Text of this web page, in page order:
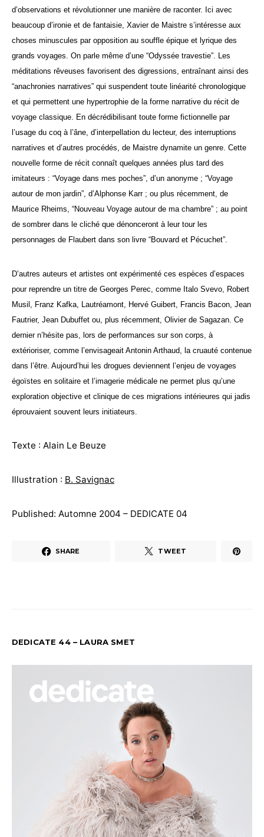
d’observations et révolutionner une manière de raconter. Ici avec
beaucoup d’ironie et de fantaisie, Xavier de Maistre s’intéresse aux
choses minuscules par opposition au souffle épique et lyrique des
grands voyages. On parle même d’une “Odyssée travestie”. Les
méditations rêveuses favorisent des digressions, entraînant ainsi des
“anachronies narratives” qui suspendent toute linéarité chronologique
et qui permettent une hypertrophie de la forme narrative du récit de
voyage classique. En décrédibilisant toute forme fictionnelle par
l’usage du coq à l’âne, d’interpellation du lecteur, des interruptions
narratives et d’autres procédés, de Maistre dynamite un genre. Cette
nouvelle forme de récit connaît quelques années plus tard des
imitateurs : “Voyage dans mes poches”, d’un anonyme ; “Voyage
autour de mon jardin”, d’Alphonse Karr ; ou plus récemment, de
Maurice Rheims, “Nouveau Voyage autour de ma chambre” ; au point
de sombrer dans le cliché que dénonceront à leur tour les
personnages de Flaubert dans son livre “Bouvard et Pécuchet”.
D’autres auteurs et artistes ont expérimenté ces espèces d’espaces
pour reprendre un titre de Georges Perec, comme Italo Svevo, Robert
Musil, Franz Kafka, Lautréamont, Hervé Guibert, Francis Bacon, Jean
Fautrier, Jean Dubuffet ou, plus récemment, Olivier de Sagazan. Ce
dernier n’hésite pas, lors de performances sur son corps, à
extérioriser, comme l’envisageait Antonin Arthaud, la cruauté contenue
dans l’être. Aujourd’hui les drogues deviennent l’enjeu de voyages
égoïstes en solitaire et l’imagerie médicale ne permet plus qu’une
exploration objective et clinique de ces migrations intérieures qui jadis
éprouvaient souvent leurs initiateurs.
Texte : Alain Le Beuze
Illustration : B. Savignac
Published: Automne 2004 – DEDICATE 04
SHARE TWEET
DEDICATE 44 – LAURA SMET